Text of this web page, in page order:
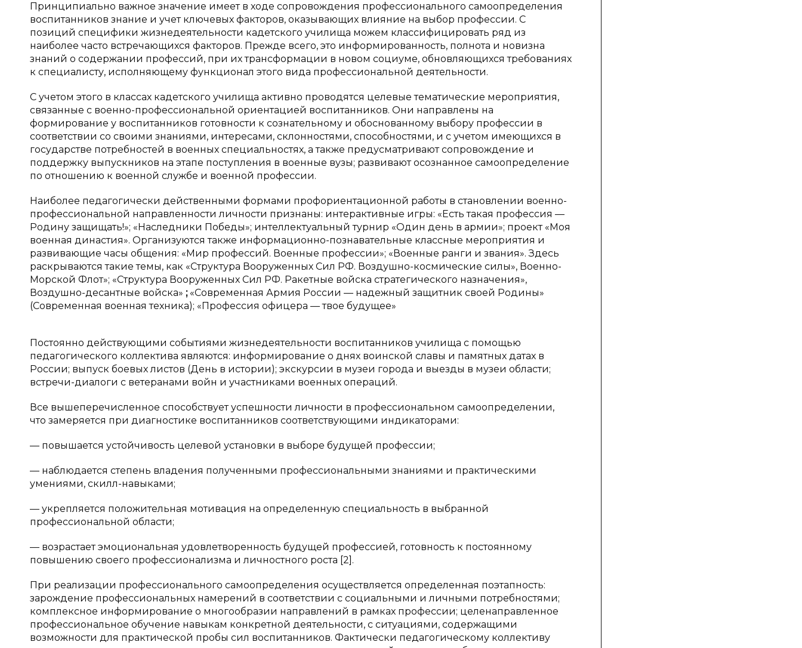
Принципиально важное значение имеет в ходе сопровождения профессионального самоопределения
воспитанников знание и учет ключевых факторов, оказывающих влияние на выбор профессии. С
позиций специфики жизнедеятельности кадетского училища можем классифицировать ряд из
наиболее часто встречающихся факторов. Прежде всего, это информированность, полнота и новизна
знаний о содержании профессий, при их трансформации в новом социуме, обновляющихся требованиях
к специалисту, исполняющему функционал этого вида профессиональной деятельности.
С учетом этого в классах кадетского училища активно проводятся целевые тематические мероприятия,
связанные с военно-профессиональной ориентацией воспитанников. Они направлены на
формирование у воспитанников готовности к сознательному и обоснованному выбору профессии в
соответствии со своими знаниями, интересами, склонностями, способностями, и с учетом имеющихся в
государстве потребностей в военных специальностях, а также предусматривают сопровождение и
поддержку выпускников на этапе поступления в военные вузы; развивают осознанное самоопределение
по отношению к военной службе и военной профессии.
Наиболее педагогически действенными формами профориентационной работы в становлении военно-
профессиональной направленности личности признаны: интерактивные игры: «Есть такая профессия —
Родину защищать!»; «Наследники Победы»; интеллектуальный турнир «Один день в армии»; проект «Моя
военная династия». Организуются также информационно-познавательные классные мероприятия и
развивающие часы общения: «Мир профессий. Военные профессии»; «Военные ранги и звания». Здесь
раскрываются такие темы, как «Структура Вооруженных Сил РФ. Воздушно-космические силы», Военно-
Морской Флот»; «Структура Вооруженных Сил РФ. Ракетные войска стратегического назначения»,
Воздушно-десантные войска» ; «Современная Армия России — надежный защитник своей Родины»
(Современная военная техника); «Профессия офицера — твое будущее»
Постоянно действующими событиями жизнедеятельности воспитанников училища с помощью
педагогического коллектива являются: информирование о днях воинской славы и памятных датах в
России; выпуск боевых листов (День в истории); экскурсии в музеи города и выезды в музеи области;
встречи-диалоги с ветеранами войн и участниками военных операций.
Все вышеперечисленное способствует успешности личности в профессиональном самоопределении,
что замеряется при диагностике воспитанников соответствующими индикаторами:
— повышается устойчивость целевой установки в выборе будущей профессии;
— наблюдается степень владения полученными профессиональными знаниями и практическими
умениями, скилл-навыками;
— укрепляется положительная мотивация на определенную специальность в выбранной
профессиональной области;
— возрастает эмоциональная удовлетворенность будущей профессией, готовность к постоянному
повышению своего профессионализма и личностного роста [2].
При реализации профессионального самоопределения осуществляется определенная поэтапность:
зарождение профессиональных намерений в соответствии с социальными и личными потребностями;
комплексное информирование о многообразии направлений в рамках профессии; целенаправленное
профессиональное обучение навыкам конкретной деятельности, с ситуациями, содержащими
возможности для практической пробы сил воспитанников. Фактически педагогическому коллективу